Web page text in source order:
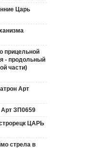
Царь
прицельной
- продольный
части)
Арт
Арт ЗП0659
ЦАРЬ
стрела в